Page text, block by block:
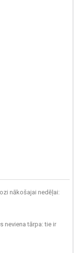
nākošajai nedēļai:
neviena tārpa: tie ir